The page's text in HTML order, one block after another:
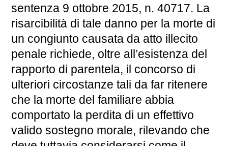
sentenza 9 ottobre 2015, n. 40717. La
risarcibilità di tale danno per la morte di
un congiunto causata da atto illecito
penale richiede, oltre all’esistenza del
rapporto di parentela, il concorso di
ulteriori circostanze tali da far ritenere
che la morte del familiare abbia
comportato la perdita di un effettivo
valido sostegno morale, rilevando che